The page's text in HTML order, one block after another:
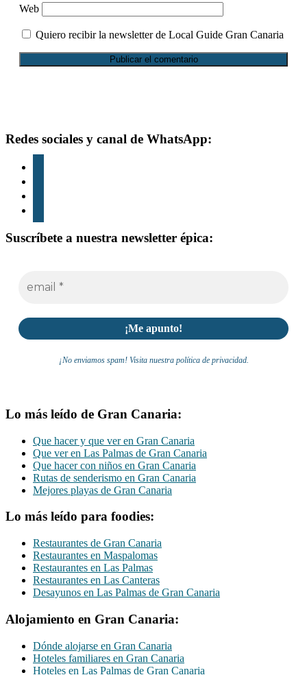
Web
Quiero recibir la newsletter de Local Guide Gran Canaria
Footer
Redes sociales y canal de WhatsApp:
Suscríbete a nuestra newsletter épica:
¡No enviamos spam! Visita nuestra política de privacidad.
Lo más leído de Gran Canaria:
Que hacer y que ver en Gran Canaria
Que ver en Las Palmas de Gran Canaria
Que hacer con niños en Gran Canaria
Rutas de senderismo en Gran Canaria
Mejores playas de Gran Canaria
Lo más leído para foodies:
Restaurantes de Gran Canaria
Restaurantes en Maspalomas
Restaurantes en Las Palmas
Restaurantes en Las Canteras
Desayunos en Las Palmas de Gran Canaria
Alojamiento en Gran Canaria:
Dónde alojarse en Gran Canaria
Hoteles familiares en Gran Canaria
Hoteles en Las Palmas de Gran Canaria